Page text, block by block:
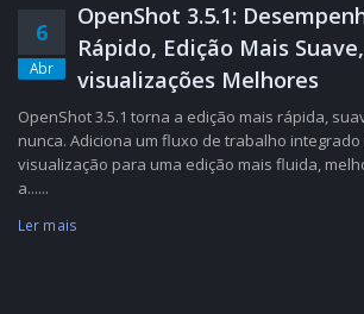
6
Abr
OpenShot 3.5.1:
Rápido, Edição Mais
visualizações Melhores
OpenShot 3.5.1 torna a edição mais rápida,
nunca. Adiciona um fluxo de trabalho
visualização para uma edição mais fluida,
a......
Ler mais